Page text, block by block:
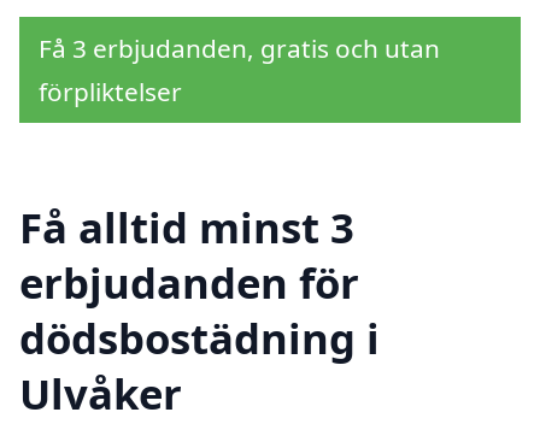
Få 3 erbjudanden, gratis och utan
förpliktelser
Få alltid minst 3
erbjudanden för
dödsbostädning i
Ulvåker